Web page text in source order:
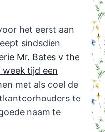
het eerst aan
sindsdien
Mr. Bates v the
tijd een
met als doel de
te
naam te